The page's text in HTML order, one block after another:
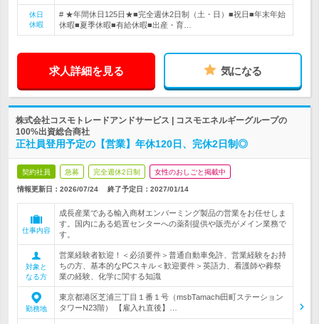
休日
休暇
# ★年間休日125日★■完全週休2日制（土・日）■祝日■年末年始
休暇■夏季休暇■有給休暇■出産・育…
求人詳細を見る 気になる
株式会社コスモトレードアンドサービス | コスモエネルギーグループの
100%出資総合商社
正社員登用予定の【営業】年休120日、完休2日制◎
契約社員 急募 完全週休2日制 女性のおしごと掲載中
情報更新日：2026/07/24 終了予定日： 2027/01/14
仕事内容
成長産業である輸入商材エンバーミング製品の営業をお任せしま
す。国内にある処置センターへの薬剤提供や販売がメイン業務で
す。
対象と
なる方
営業経験者歓迎！＜必須要件＞普通自動車免許、営業経験をお持
ちの方、基本的なPCスキル＜歓迎要件＞英語力、看護師や葬祭
業の経験、化学に関する知識
勤務地
東京都港区芝浦三丁目１番１号（msbTamachi田町ステーション
タワーN23階） 【雇入れ直後】…